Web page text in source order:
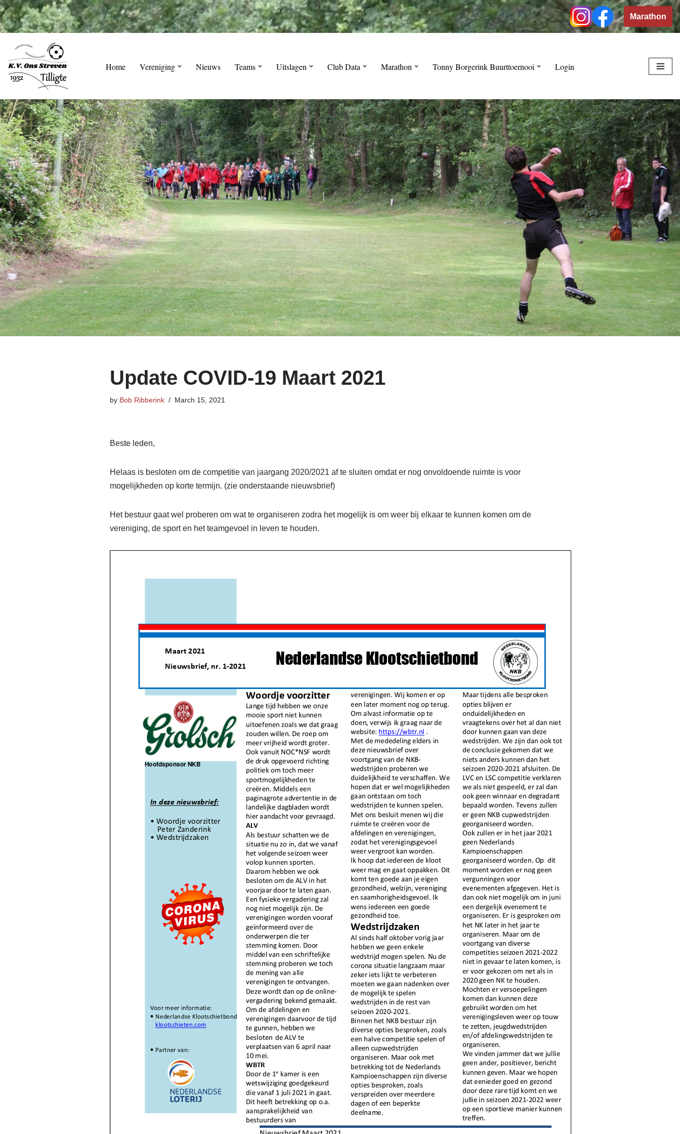
Skip
content
Marathon
Home Vereniging Nieuws Teams Uitslagen Club Data Marathon Tonny Borgerink Buurttoernooi Login
Update COVID-19 Maart 2021
by Bob Ribberink March 15, 2021
Beste leden,
Helaas is besloten om de competitie van jaargang 2020/2021 af te sluiten omdat er nog onvoldoende ruimte is voor
mogelijkheden op korte termijn. (zie onderstaande nieuwsbrief)
Het bestuur gaat wel proberen om wat te organiseren zodra het mogelijk is om weer bij elkaar te kunnen komen om de
vereniging, de sport en het teamgevoel in leven te houden.